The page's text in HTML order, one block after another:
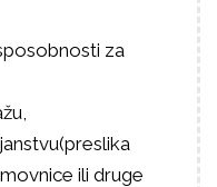
za
ili druge